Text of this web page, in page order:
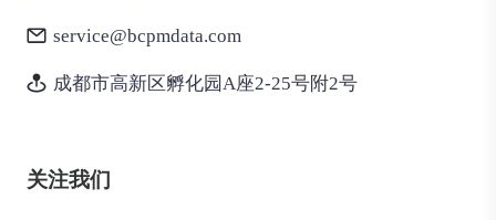
service@bcpmdata.com
成都市高新区孵化园A座2-25号附2号
关注我们